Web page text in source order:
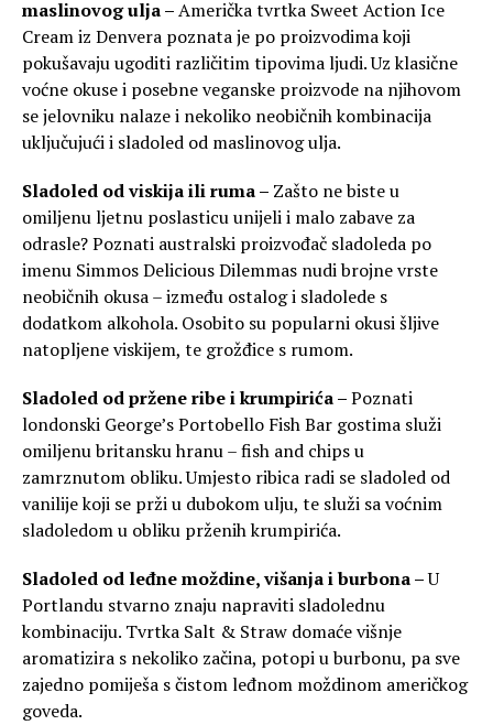
maslinovog ulja –Američka tvrtka Sweet Action Ice
Cream iz Denvera poznata je po proizvodima koji
pokušavaju ugoditi različitim tipovima ljudi. Uz klasične
voćne okuse i posebne veganske proizvode na njihovom
se jelovniku nalaze i nekoliko neobičnih kombinacija
uključujući i sladoled od maslinovog ulja.
Sladoled od viskija ili ruma – Zašto ne biste u
omiljenu ljetnu poslasticu unijeli i malo zabave za
odrasle? Poznati australski proizvođač sladoleda po
imenu Simmos Delicious Dilemmas nudi brojne vrste
neobičnih okusa – između ostalog i sladolede s
dodatkom alkohola. Osobito su popularni okusi šljive
natopljene viskijem, te grožđice s rumom.
Sladoled od pržene ribe i krumpirića –Poznati
londonski George’s Portobello Fish Bar gostima služi
omiljenu britansku hranu – fish and chips u
zamrznutom obliku. Umjesto ribica radi se sladoled od
vanilije koji se prži u dubokom ulju, te služi sa voćnim
sladoledom u obliku prženih krumpirića.
Sladoled od leđne moždine, višanja i burbona –U
Portlandu stvarno znaju napraviti sladolednu
kombinaciju. Tvrtka Salt & Straw domaće višnje
aromatizira s nekoliko začina, potopi u burbonu, pa sve
zajedno pomiješa s čistom leđnom moždinom američkog
goveda.